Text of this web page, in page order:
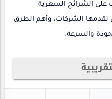
على الشرائح السعرية
تقدمها الشركات، وأهم الطرق
والسرعة.